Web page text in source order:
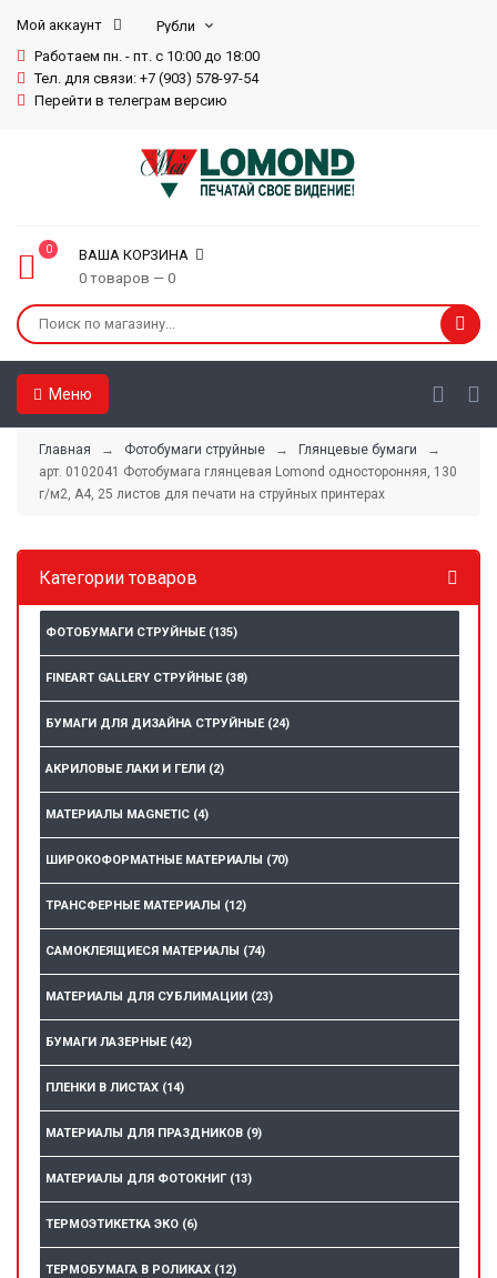
Мой аккаунт
Работаем пн. - пт. с 10:00 до 18:00
Тел. для связи: +7 (903) 578-97-54
Перейти в телеграм версию
0
ВАША КОРЗИНА
0 товаров — 0
Меню
Главная → Фотобумаги струйные → Глянцевые бумаги
→
арт. 0102041 Фотобумага глянцевая Lomond односторонняя, 130
г/м2, А4, 25 листов для печати на струйных принтерах
Категории товаров
ФОТОБУМАГИ СТРУЙНЫЕ (135)
FINEART GALLERY СТРУЙНЫЕ (38)
БУМАГИ ДЛЯ ДИЗАЙНА СТРУЙНЫЕ (24)
АКРИЛОВЫЕ ЛАКИ И ГЕЛИ (2)
МАТЕРИАЛЫ MAGNETIC (4)
ШИРОКОФОРМАТНЫЕ МАТЕРИАЛЫ (70)
ТРАНСФЕРНЫЕ МАТЕРИАЛЫ (12)
САМОКЛЕЯЩИЕСЯ МАТЕРИАЛЫ (74)
МАТЕРИАЛЫ ДЛЯ СУБЛИМАЦИИ (23)
БУМАГИ ЛАЗЕРНЫЕ (42)
ПЛЕНКИ В ЛИСТАХ (14)
МАТЕРИАЛЫ ДЛЯ ПРАЗДНИКОВ (9)
МАТЕРИАЛЫ ДЛЯ ФОТОКНИГ (13)
ТЕРМОЭТИКЕТКА ЭКО (6)
ТЕРМОБУМАГА В РОЛИКАХ (12)